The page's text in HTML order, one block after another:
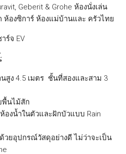
Geberit & Grohe ห้องนั่งเล่น
ห้องซิการ์ ห้องแม่บ้านและ ครัวไทย
ร์จ EV
สูง 4.5 เมตร ชั้นที่สองและสาม 3
พื้นไม้สัก
งน้ำในตัวและฝักบัวแบบ Rain
วยอุปกรณ์วัสดุอย่างดี ไม่ว่าจะเป็น